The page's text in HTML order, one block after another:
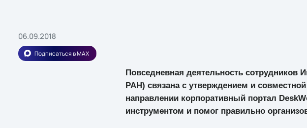
06.09.2018
Подписаться в MAX
Повседневная деятельность
РАН) связана с утверждением и
направлении корпоративный портал
инструментом и помог правильно